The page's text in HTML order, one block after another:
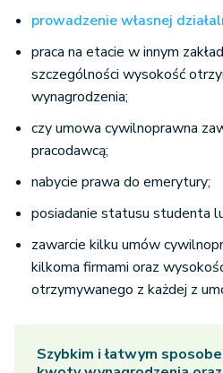
prowadzenie własnej
praca na etacie w innym
szczególności wysokość
wynagrodzenia;
czy umowa cywilnoprawna
pracodawcą;
nabycie prawa do emerytury;
posiadanie statusu studenta
zawarcie kilku umów
kilkoma firmami oraz
otrzymywanego z każdej z
Szybkim i łatwym